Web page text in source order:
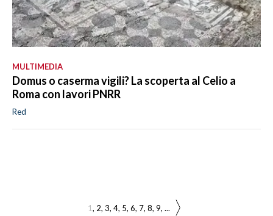
MULTIMEDIA
Domus o caserma vigili? La scoperta al Celio a
Roma con lavori PNRR
Red
1 2 3 4 5 6 7 8 9 ...